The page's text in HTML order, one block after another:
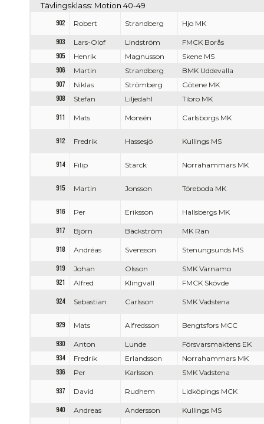
Tävlingsklass: Motion 40-49
902 Robert Strandberg Hjo MK
903 Lars-Olof Lindström
FMCK Borås
905
Henrik Magnusson
Skene MS
906
Martin Strandberg
BMK Uddevalla
907
Niklas Strömberg
Götene MK
908
Stefan Liljedahl Tibro MK
911 Mats Monsén Carlsborgs MK
912 Fredrik Hassesjö Kullings MS
914 Filip Starck Norrahammars MK
915 Martin Jonsson Töreboda MK
916 Per Eriksson Hallsbergs MK
917 Björn Bäckström MK Ran
918 Andréas Svensson Stenungsunds MS
919 Johan Olsson
SMK Värnamo
921
Alfred Klingvall FMCK Skövde
924 Sebastian Carlsson SMK Vadstena
929 Mats Alfredsson Bengtsfors MCC
930 Anton Lunde
Försvarsmaktens EK
934
Fredrik Erlandsson
Norrahammars MK
936
Per Karlsson SMK Vadstena
937 David Rudhem Lidköpings MCK
940 Andreas Andersson Kullings MS